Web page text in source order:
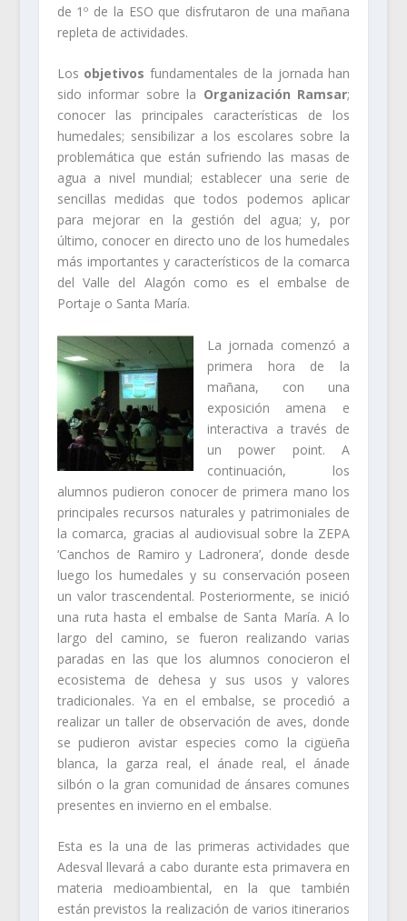
de 1º de la ESO que disfrutaron de una mañana
repleta de actividades.
Los objetivos fundamentales de la jornada han
sido informar sobre la Organización Ramsar;
conocer las principales características de los
humedales; sensibilizar a los escolares sobre la
problemática que están sufriendo las masas de
agua a nivel mundial; establecer una serie de
sencillas medidas que todos podemos aplicar
para mejorar en la gestión del agua; y, por
último, conocer en directo uno de los humedales
más importantes y característicos de la comarca
del Valle del Alagón como es el embalse de
Portaje o Santa María.
La jornada comenzó a
primera hora de la
mañana, con una
exposición amena e
interactiva a través de
un power point. A
continuación, los
alumnos pudieron conocer de primera mano los
principales recursos naturales y patrimoniales de
la comarca, gracias al audiovisual sobre la ZEPA
‘Canchos de Ramiro y Ladronera’, donde desde
luego los humedales y su conservación poseen
un valor trascendental. Posteriormente, se inició
una ruta hasta el embalse de Santa María. A lo
largo del camino, se fueron realizando varias
paradas en las que los alumnos conocieron el
ecosistema de dehesa y sus usos y valores
tradicionales. Ya en el embalse, se procedió a
realizar un taller de observación de aves, donde
se pudieron avistar especies como la cigüeña
blanca, la garza real, el ánade real, el ánade
silbón o la gran comunidad de ánsares comunes
presentes en invierno en el embalse.
Esta es la una de las primeras actividades que
Adesval llevará a cabo durante esta primavera en
materia medioambiental, en la que también
están previstos la realización de varios itinerarios